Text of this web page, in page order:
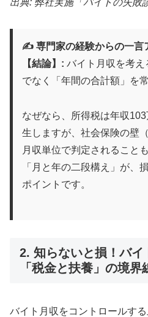
出典: 弊社実施「バイトの失敗
✍️ 専門家の経験からの一言
【結論】: バイト月収を考
でなく「年間の合計額」を
なぜなら、所得税は年収
生しますが、社会保険の壁
月収単位で判定されること
「月と年の二段構え」が、
ポイントです。
2. 知らないと損！バイ
「税金と扶養」の境界
バイト月収をコントロールす